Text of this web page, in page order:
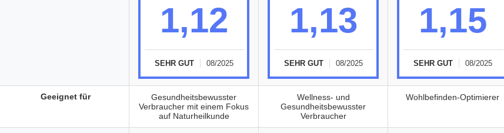
1,12
SEHR GUT 08/2025
1,13
SEHR GUT 08/2025
1,15
SEHR GUT 08/2025
Gesundheitsbewusster
Verbraucher mit einem Fokus
auf Naturheilkunde
Wellness- und
Gesundheitsbewusster
Verbraucher
Wohlbefinden-Optimierer
Geeignet für